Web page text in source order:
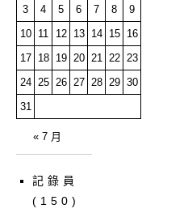
3
4 5 6 7 8
9
10
11 12 13 14 15
16
17
18 19 20 21 22
23
24
25 26 27 28 29 30
31
« 7 月
記錄員
(150)